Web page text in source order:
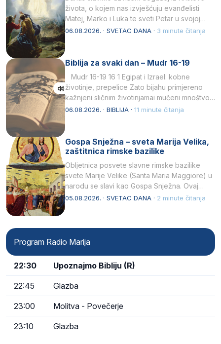
života, o kojem nas izvješćuju evanđelisti
Matej, Marko i Luka te sveti Petar u svojoj
drugoj…
06.08.2026. · SVETAC DANA · 3 minute čitanja
Biblija za svaki dan – Mudr 16-19
Mudr 16-19 16 1 Egipat i Izrael: kobne
životinje, prepelice Zato bijahu primjereno
kažnjeni sličnim životinjamai mučeni mnoštvom
kukaca.2 A narod…
06.08.2026. · BIBLIJA · 11 minute čitanja
Gospa Snježna – sveta Marija Velika,
zaštitnica rimske bazilike
Obljetnica posvete slavne rimske bazilike
svete Marije Velike (Santa Maria Maggiore) u
narodu se slavi kao Gospa Snježna. Ovaj
naziv, Sancta Maria…
05.08.2026. · SVETAC DANA · 2 minute čitanja
Program Radio Marija
22:30 Upoznajmo Bibliju (R)
22:45 Glazba
23:00 Molitva - Povečerje
23:10 Glazba